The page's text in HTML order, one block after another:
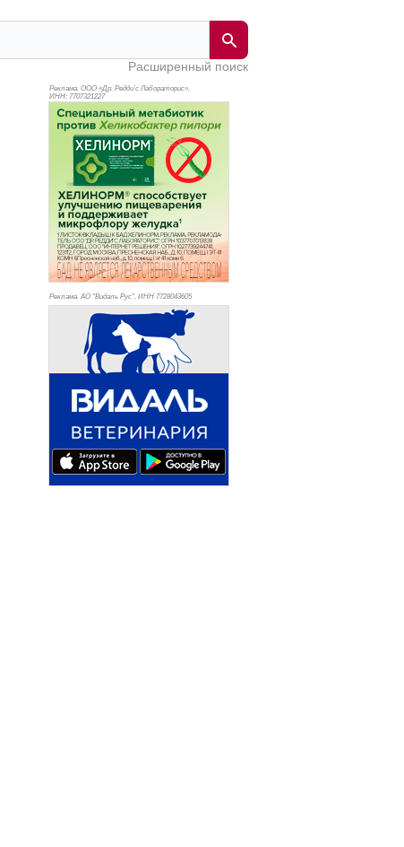
Расширенный поиск
Реклама. ООО «Др. Редди’с Лабораторис»,
ИНН: 7707321227
Реклама. АО "Видаль Рус", ИНН 7728043605